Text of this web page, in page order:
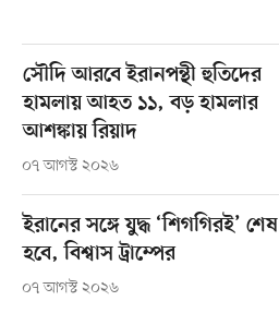
সৌদি আরবে ইরানপন্থী হুতিদের
হামলায় আহত ১১, বড় হামলার
আশঙ্কায় রিয়াদ
০৭ আগস্ট ২০২৬
ইরানের সঙ্গে যুদ্ধ ‘শিগগিরই’ শেষ
হবে, বিশ্বাস ট্রাম্পের
০৭ আগস্ট ২০২৬